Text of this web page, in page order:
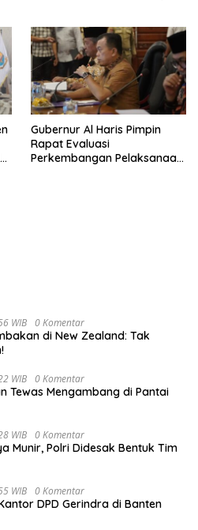
Gubernur Al Haris Pimpin
Rapat Evaluasi
Perkembangan Pelaksanaan
WIB 0 Komentar
di New Zealand: Tak
WIB 0 Komentar
Tewas Mengambang di Pantai
WIB 0 Komentar
Munir, Polri Didesak Bentuk Tim
WIB 0 Komentar
DPD Gerindra di Banten